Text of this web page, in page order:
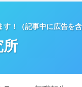
！（記事中に広告を
所